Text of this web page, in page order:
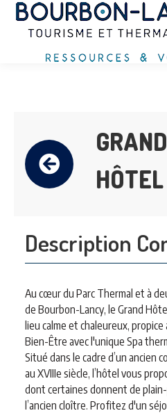
GRAND
HÔTEL
Description
Au cœur du Parc Thermal et à
de Bourbon-Lancy, le Grand
lieu calme et chaleureux,
Bien-Être avec l'unique Spa
Situé dans le cadre d’un ancien
au XVIIIe siècle, l’hôtel vous
dont certaines donnent de
l’ancien cloître. Profitez d'un